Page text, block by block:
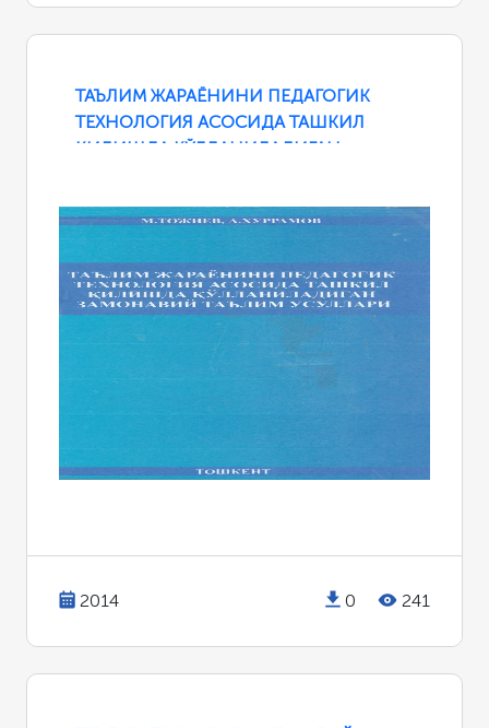
ТАЪЛИМ ЖАРАЁНИНИ ПЕДАГОГИК
ТЕХНОЛОГИЯ АСОСИДА ТАШКИЛ
ҚИЛИШДА ҚЎЛЛАНИЛАДИГАН
2014 0 241